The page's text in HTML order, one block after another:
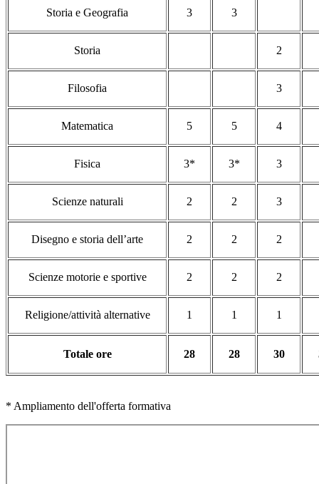
Storia e Geografia 3 3
Storia 2
Filosofia 3
Matematica 5 5 4
Fisica 3* 3* 3
Scienze naturali 2 2 3
Disegno e storia dell’arte 2 2 2
Scienze motorie e sportive 2 2 2
Religione/attività alternative 1 1 1
Totale ore 28 28 30
* Ampliamento dell'offerta formativa